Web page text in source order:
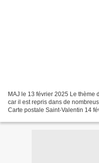
MAJ le 13 février 2025 Le thème
car il est repris dans de
Carte postale Saint-Valentin 14